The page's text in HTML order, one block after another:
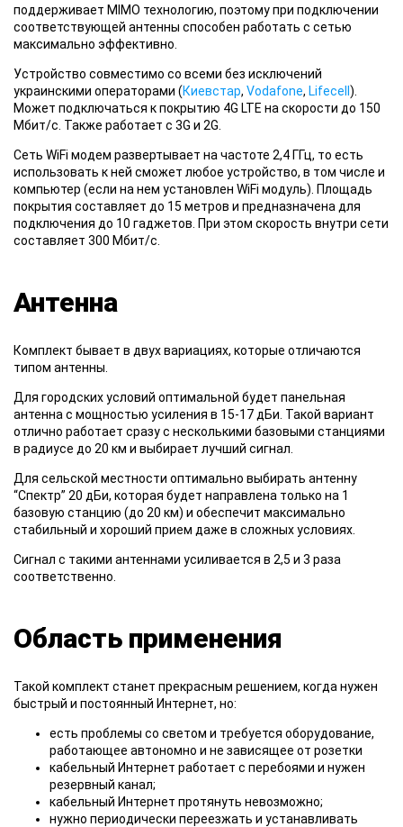
поддерживает MIMO технологию, поэтому при подключении
соответствующей антенны способен работать с сетью
максимально эффективно.
Устройство совместимо со всеми без исключений
украинскими операторами (Киевстар, Vodafone, Lifecell ).
Может подключаться к покрытию 4G LTE на скорости до 150
Мбит/с. Также работает с 3G и 2G.
Сеть WiFi модем развертывает на частоте 2,4 ГГц, то есть
использовать к ней сможет любое устройство, в том числе и
компьютер (если на нем установлен WiFi модуль). Площадь
покрытия составляет до 15 метров и предназначена для
подключения до 10 гаджетов. При этом скорость внутри сети
составляет 300 Мбит/с.
Антенна
Комплект бывает в двух вариациях, которые отличаются
типом антенны.
Для городских условий оптимальной будет панельная
антенна с мощностью усиления в 15-17 дБи. Такой вариант
отлично работает сразу с несколькими базовыми станциями
в радиусе до 20 км и выбирает лучший сигнал.
Для сельской местности оптимально выбирать антенну
“Спектр” 20 дБи, которая будет направлена только на 1
базовую станцию (до 20 км) и обеспечит максимально
стабильный и хороший прием даже в сложных условиях.
Сигнал с такими антеннами усиливается в 2,5 и 3 раза
соответственно.
Область применения
Такой комплект станет прекрасным решением, когда нужен
быстрый и постоянный Интернет, но:
есть проблемы со светом и требуется оборудование,
работающее автономно и не зависящее от розетки
кабельный Интернет работает с перебоями и нужен
резервный канал;
кабельный Интернет протянуть невозможно;
нужно периодически переезжать и устанавливать